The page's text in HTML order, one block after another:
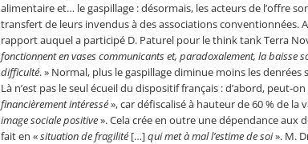
alimentaire et… le gaspillage : désormais, les acteurs de l’offre
transfert de leurs invendus à des associations conventionnées.
rapport auquel a participé D. Paturel pour le think tank Terra
fonctionnent en vases communicants et, paradoxalement, la baisse
difficulté. » Normal, plus le gaspillage diminue moins les
Là n’est pas le seul écueil du dispositif français : d’abord, peut-
financièrement intéressé», car défiscalisé à hauteur de 60 % de la
image sociale positive». Cela crée en outre une dépendance aux
fait en «situation de fragilité […]qui met à mal l’estime de soi». M.